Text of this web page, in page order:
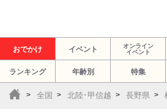
おでかけ イベント
オンライン
イベント
ランキング 年齢別 特集
全国 北陸･甲信越 長野県